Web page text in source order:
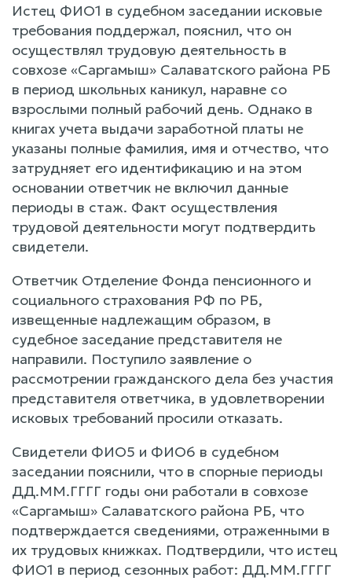
Истец ФИО1 в судебном заседании исковые
требования поддержал, пояснил, что он
осуществлял трудовую деятельность в
совхозе «Саргамыш» Салаватского района РБ
в период школьных каникул, наравне со
взрослыми полный рабочий день. Однако в
книгах учета выдачи заработной платы не
указаны полные фамилия, имя и отчество, что
затрудняет его идентификацию и на этом
основании ответчик не включил данные
периоды в стаж. Факт осуществления
трудовой деятельности могут подтвердить
свидетели.
Ответчик Отделение Фонда пенсионного и
социального страхования РФ по РБ,
извещенные надлежащим образом, в
судебное заседание представителя не
направили. Поступило заявление о
рассмотрении гражданского дела без участия
представителя ответчика, в удовлетворении
исковых требований просили отказать.
Свидетели ФИО5 и ФИО6 в судебном
заседании пояснили, что в спорные периоды
ДД.ММ.ГГГГ годы они работали в совхозе
«Саргамыш» Салаватского района РБ, что
подтверждается сведениями, отраженными в
их трудовых книжках. Подтвердили, что истец
ФИО1 в период сезонных работ: ДД.ММ.ГГГГ